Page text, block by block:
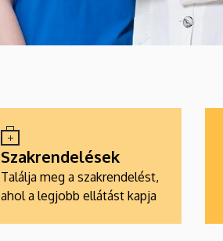
Szakrendelések
Találja meg a szakrendelést,
ahol a legjobb ellátást kapja